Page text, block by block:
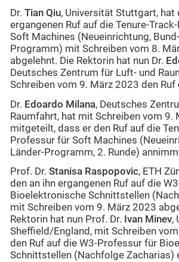
Dr. Tian Qiu, Universität Stuttgart, hat
ergangenen Ruf auf die Tenure-
Soft Machines (Neueinrichtung,
Programm) mit Schreiben vom 8.
abgelehnt. Die Rektorin hat nun Dr.
Deutsches Zentrum für Luft- und
Schreiben vom 9. März 2023 den Ruf
Dr. Edoardo Milana, Deutsches
Raumfahrt, hat mit Schreiben vom 9.
mitgeteilt, dass er den Ruf auf die
Professur für Soft Machines
Länder-Programm, 2. Runde)
Prof. Dr. Stanisa Raspopovic, ETH
den an ihn ergangenen Ruf auf die
Bioelektronische Schnittstellen
mit Schreiben vom 9. März 2023
Rektorin hat nun Prof. Dr. Ivan Minev,
Sheffield/England, mit Schreiben
den Ruf auf die W3-Professur für
Schnittstellen (Nachfolge Zacharias)